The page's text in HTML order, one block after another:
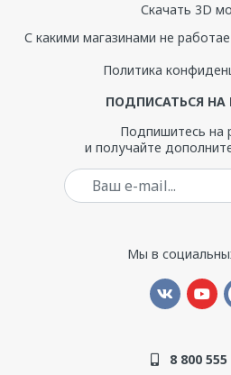
Скачать 3D
С какими магазинами не
Политика
ПОДПИСАТЬСЯ НА
Подпишитесь на
и получайте
Мы в
8 800